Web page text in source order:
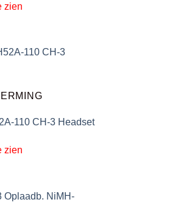
zien
110 CH-3 Headset
zien